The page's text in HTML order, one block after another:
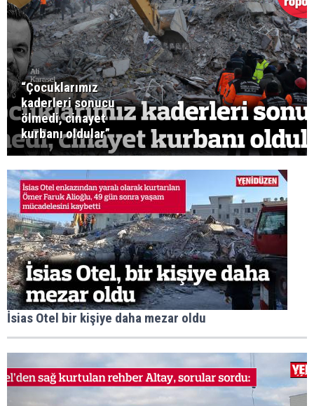
“Çocuklarımız
kaderleri sonucu
ölmedi, cinayet
kurbanı oldular”
İsias Otel bir kişiye daha mezar oldu